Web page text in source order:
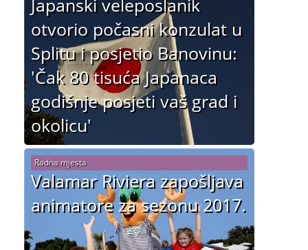
otvorio počasni konzulat u
Splitu i posjetio Banovinu:
'Čak 80 tisuća Japanaca
godišnje posjeti vaš grad i
okolicu'
Valamar Riviera zapošljava
animatore za sezonu 2017.
Radna mjesta